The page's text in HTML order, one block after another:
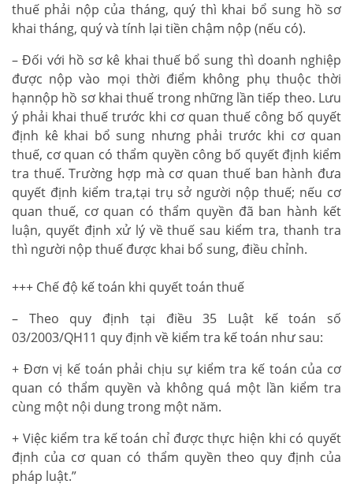
thuế phải nộp của tháng, quý thì khai bổ sung hồ sơ
khai tháng, quý và tính lại tiền chậm nộp (nếu có).
– Đối với hồ sơ kê khai thuế bổ sung thì doanh nghiệp
được nộp vào mọi thời điểm không phụ thuộc thời
hạnnộp hồ sơ khai thuế trong những lần tiếp theo. Lưu
ý phải khai thuế trước khi cơ quan thuế công bố quyết
định kê khai bổ sung nhưng phải trước khi cơ quan
thuế, cơ quan có thẩm quyền công bố quyết định kiểm
tra thuế. Trường hợp mà cơ quan thuế ban hành đưa
quyết định kiểm tra,tại trụ sở người nộp thuế; nếu cơ
quan thuế, cơ quan có thẩm quyền đã ban hành kết
luận, quyết định xử lý về thuế sau kiểm tra, thanh tra
thì người nộp thuế được khai bổ sung, điều chỉnh.
+++ Chế độ kế toán khi quyết toán thuế
– Theo quy định tại điều 35 Luật kế toán số
03/2003/QH11 quy định về kiểm tra kế toán như sau:
+ Đơn vị kế toán phải chịu sự kiểm tra kế toán của cơ
quan có thẩm quyền và không quá một lần kiểm tra
cùng một nội dung trong một năm.
+ Việc kiểm tra kế toán chỉ được thực hiện khi có quyết
định của cơ quan có thẩm quyền theo quy định của
pháp luật.”